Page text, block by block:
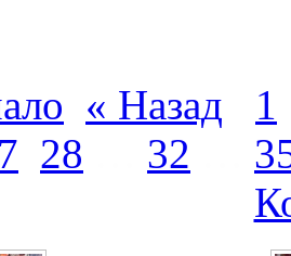
« Назад
1
28 32